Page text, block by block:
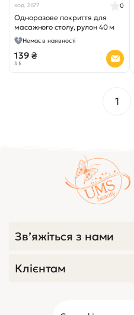
код 2677
Одноразове покриття для
масажного столу, рулон 40 м
0
Немає в наявності
139 ₴
3 $
1
Зв’яжіться з нами
Клієнтам